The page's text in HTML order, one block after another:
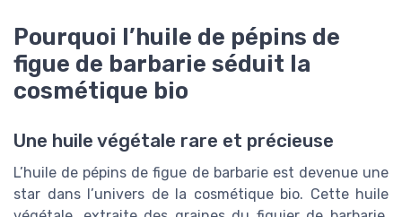
Pourquoi l’huile de pépins de
figue de barbarie séduit la
cosmétique bio
Une huile végétale rare et précieuse
L’huile de pépins de figue de barbarie est devenue une
star dans l’univers de la cosmétique bio. Cette huile